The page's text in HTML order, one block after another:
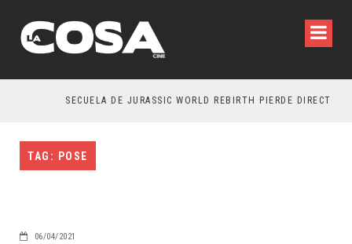
SECUELA DE JURASSIC WORLD REBIRTH PIERDE DIRECTOR
TAG: POSE
06/04/2021